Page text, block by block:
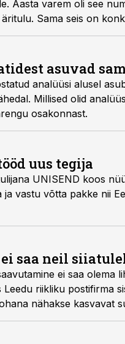
Aasta varem oli see
Sama seis on
äris aina õhemaks.
asuvad
analüüsi alusel
Millised olid
osakonnast.
uus tegija
UNISEND koos
vastu võtta pakke nii
saa neil
ei saa olema
riikliku postifirma
nähakse kasvavat